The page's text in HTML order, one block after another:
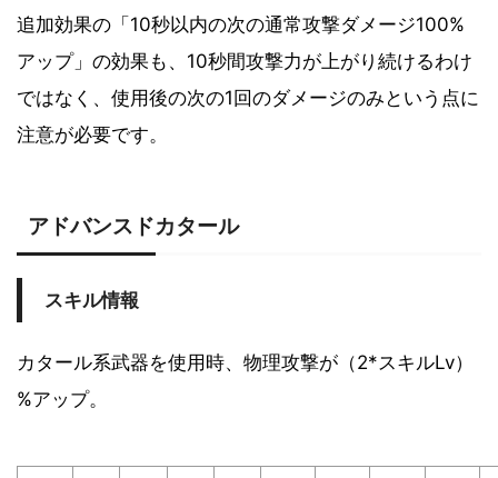
追加効果の「10秒以内の次の通常攻撃ダメージ100%
アップ」の効果も、10秒間攻撃力が上がり続けるわけ
ではなく、使用後の次の1回のダメージのみという点に
注意が必要です。
アドバンスドカタール
スキル情報
カタール系武器を使用時、物理攻撃が（2*スキルLv）
%アップ。